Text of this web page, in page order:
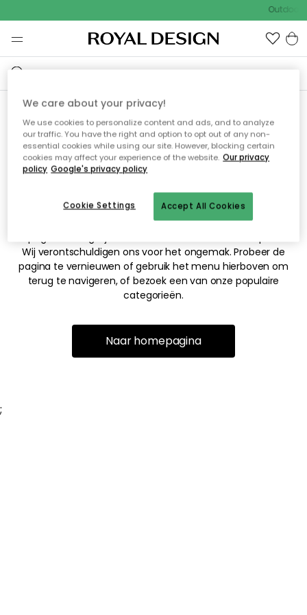
Outdoor
Sorry! De pagina waarnaar
je hebt gezocht kan niet
worden weergegeven.
Wij verontschuldigen ons voor het ongemak. Probeer de
pagina te vernieuwen of gebruik het menu hierboven om
terug te navigeren, of bezoek een van onze populaire
categorieën.
Naar homepagina
;
We care about your privacy!
We use cookies to personalize content and ads, and to analyze
our traffic. You have the right and option to opt out of any non-
essential cookies while using our site. However, blocking certain
cookies may affect your experience of the website. Our privacy
policy Google's privacy policy
Accept All Cookies
Cookie Settings